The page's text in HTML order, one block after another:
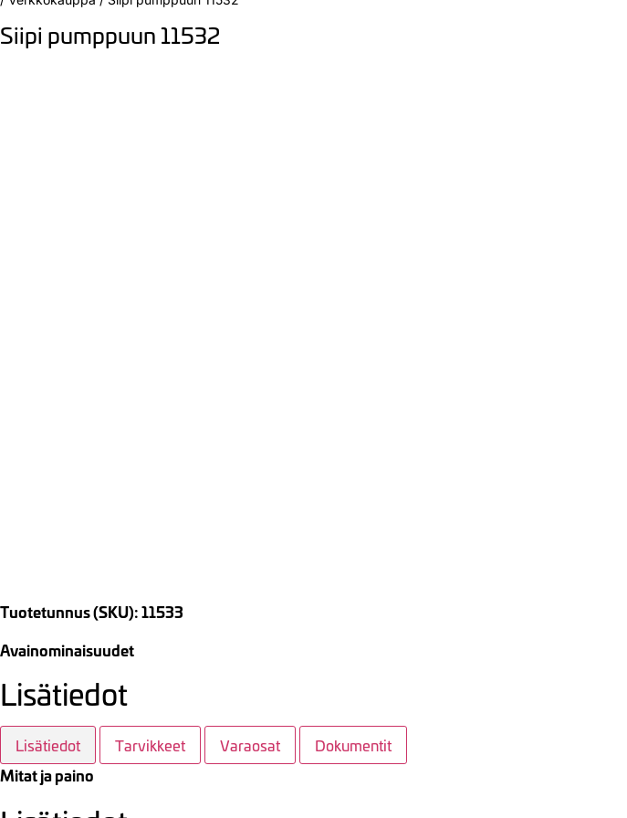
Siipi pumppuun 11532
Tuotetunnus (SKU): 11533
Avainominaisuudet
Lisätiedot
Lisätiedot Tarvikkeet Varaosat Dokumentit
Mitat ja paino